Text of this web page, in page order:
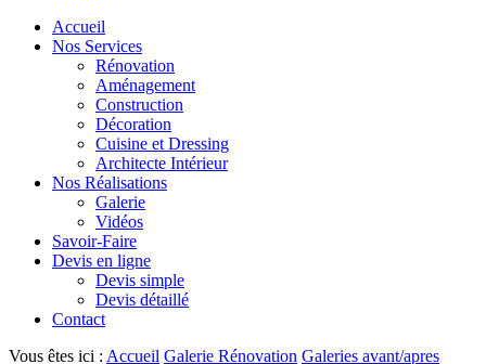
Accueil
Nos Services
Rénovation
Aménagement
Construction
Décoration
Cuisine et Dressing
Architecte Intérieur
Nos Réalisations
Galerie
Vidéos
Savoir-Faire
Devis en ligne
Devis simple
Devis détaillé
Contact
Vous êtes ici : Accueil Galerie Rénovation Galeries avant/apres